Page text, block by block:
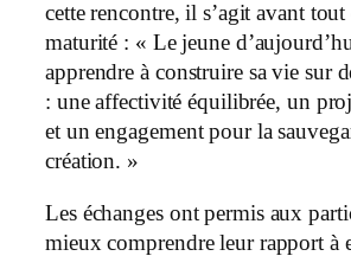
cette rencontre, il s’agit avant
maturité : « Le jeune
apprendre à construire sa vie sur
: une affectivité équilibrée, un
et un engagement pour la
création. »
Les échanges ont permis aux
mieux comprendre leur rapport à